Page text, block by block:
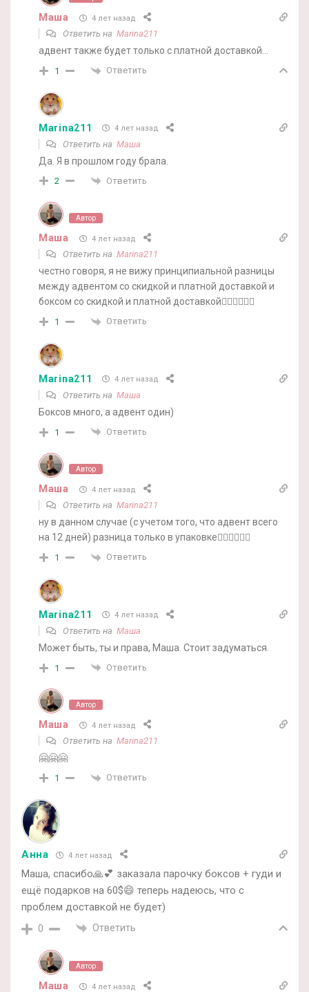
Маша 4 лет назад
Ответить на Marina211
адвент также будет только с платной доставкой…
1 Ответить
Marina211 4 лет назад
Ответить на Маша
Да. Я в прошлом году брала.
2 Ответить
Автор
Маша 4 лет назад
Ответить на Marina211
честно говоря, я не вижу принципиальной разницы
между адвентом со скидкой и платной доставкой и
боксом со скидкой и платной доставкой🤷‍♀️🤷‍♀️🤷‍♀️
1 Ответить
Marina211 4 лет назад
Ответить на Маша
Боксов много, а адвент один)
1 Ответить
Автор
Маша 4 лет назад
Ответить на Marina211
ну в данном случае (с учетом того, что адвент всего
на 12 дней) разница только в упаковке🤷‍♀️🤷‍♀️🤷‍♀️
1 Ответить
Marina211 4 лет назад
Ответить на Маша
Может быть, ты и права, Маша. Стоит задуматься.
1 Ответить
Автор
Маша 4 лет назад
Ответить на Marina211
🤗🤗🤗
1 Ответить
Анна 4 лет назад
Маша, спасибо🙏💕 заказала парочку боксов + гуди и
ещё подарков на 60$😄 теперь надеюсь, что с
проблем доставкой не будет)
0 Ответить
Автор
Маша 4 лет назад